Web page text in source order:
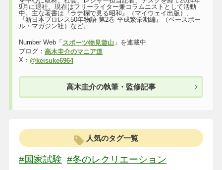
9月に退社。現在はフリーライター兼コラムニストとして活動
中。主な著書は『ラテ欄で見る昭和』（マイウェイ出版）、
『新日本プロレス50年物語 第2巻 平成繁栄期編』（ベースボー
ル・マガジン社）など。
Number Web「 スポーツ物見遊山 」を連載中
ブログ： 高木圭介のマニア道
X： @keisuke6964
高木圭介の執筆・監修記事
人気のタグ一覧
#国家試験 #冬のレクリエーション